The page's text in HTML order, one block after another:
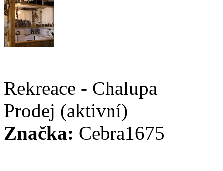
Rekreace - Chalupa
Prodej (aktivní)
Značka: Cebra1675